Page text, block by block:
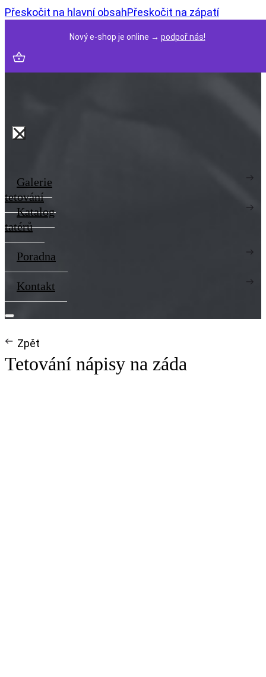
Přeskočit na hlavní obsahPřeskočit na zápatí
Nový e-shop je online → podpoř nás!
Galerie
tetování
Katalog
tatérů
Poradna
Kontakt
Zpět
Tetování nápisy na záda